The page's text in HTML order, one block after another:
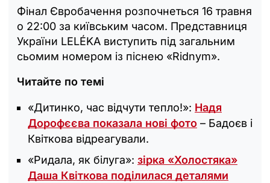
Фінал Євробачення розпочнеться 16 травня
о 22:00 за київським часом. Представниця
України LELÉKA виступить під загальним
сьомим номером із піснею «Ridnym».
Читайте по темі
«‎Дитинко, час відчути тепло!»: Надя
Дорофєєва показала нові фото – Бадоєв і
Квіткова відреагували.
«‎Ридала, як білуга»: зірка «Холостяка‎»
Даша Квіткова поділилася деталями